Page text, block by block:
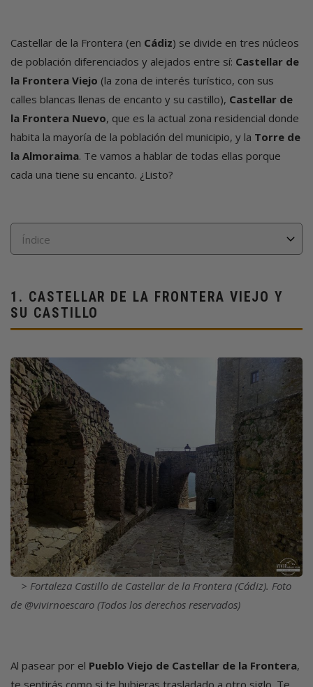
Castellar de la Frontera (en Cádiz) se divide en tres núcleos
de población diferenciados y alejados entre sí: Castellar de
la Frontera Viejo (la zona de interés turístico, con sus
calles blancas llenas de encanto y su castillo), Castellar de
la Frontera Nuevo, que es la actual zona residencial donde
habita la mayoría de la población del municipio, y la Torre de
la Almoraima. Te vamos a hablar de todas ellas porque
cada una tiene su encanto. ¿Listo?
1. CASTELLAR DE LA FRONTERA VIEJO Y
SU CASTILLO
Imagen
Fortaleza Castillo de Castellar de la Frontera (Cádiz). Foto
de @vivirnoescaro (Todos los derechos reservados)
Al pasear por el Pueblo Viejo de Castellar de la Frontera,
te sentirás como si te hubieras trasladado a otro siglo. Te